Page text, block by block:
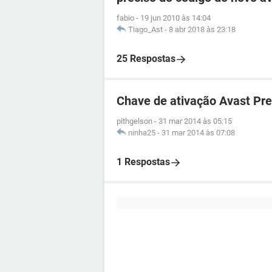
fabio - 19 jun 2010 às 14:04
Tiago_Ast - 8 abr 2018 às 23:18
25 Respostas
Chave de ativação Avast
pithgelson - 31 mar 2014 às 05:15
ninha25 - 31 mar 2014 às 07:08
1 Respostas